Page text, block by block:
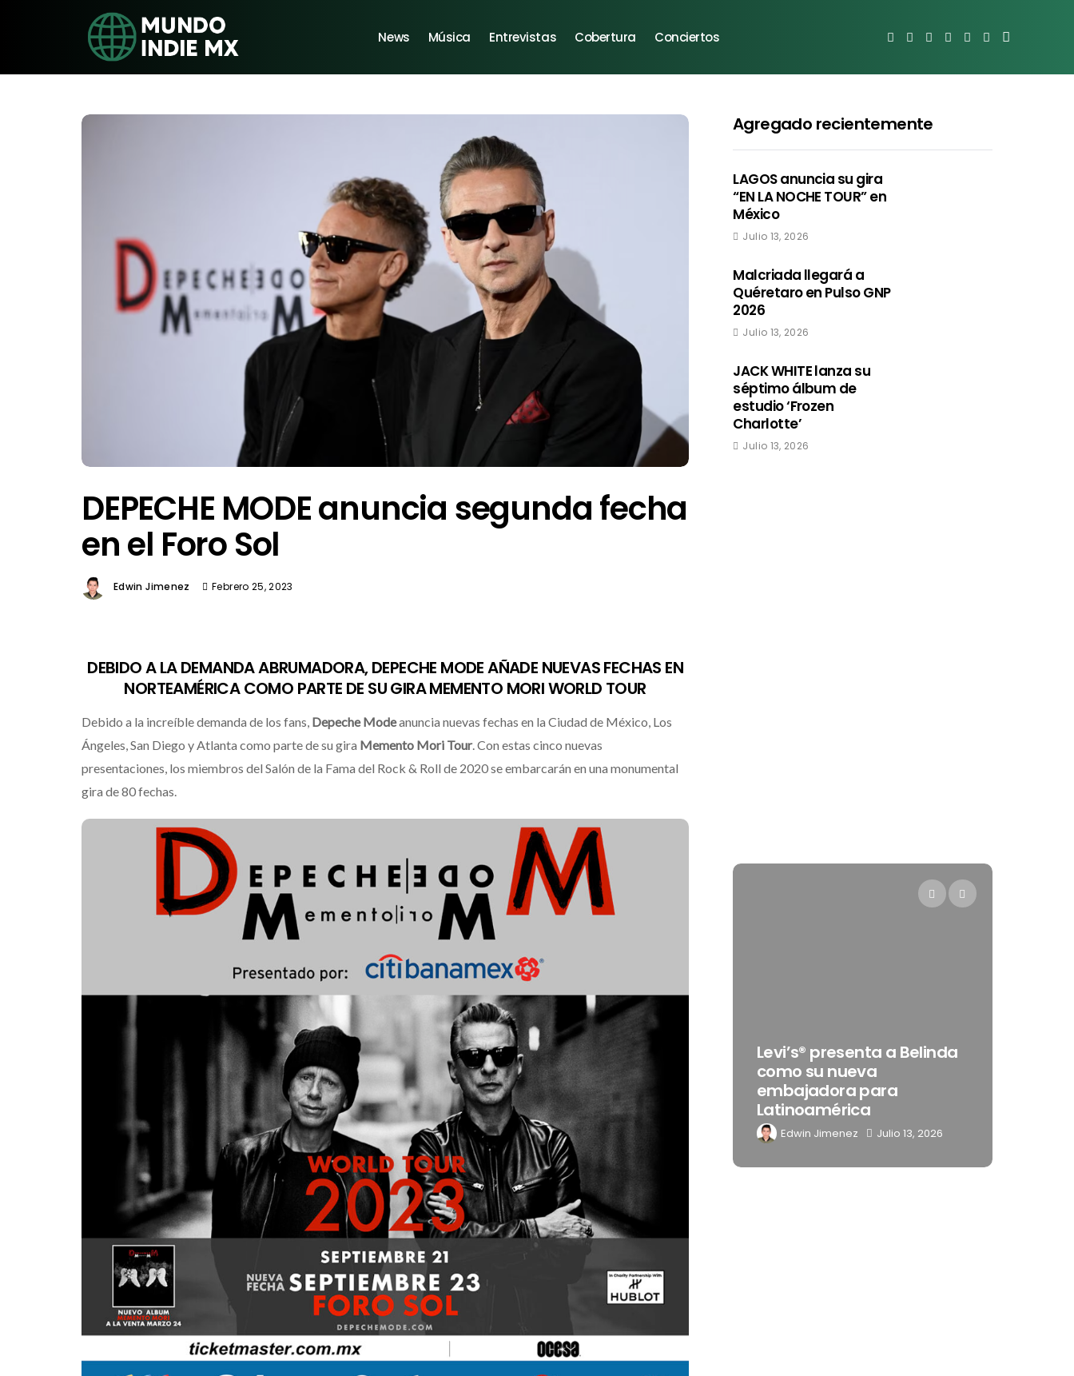
News Música Entrevistas Cobertura Conciertos
DEPECHE MODE anuncia segunda fecha
en el Foro Sol
Edwin Jimenez Febrero 25, 2023
DEBIDO A LA DEMANDA ABRUMADORA, DEPECHE MODE AÑADE NUEVAS FECHAS EN
NORTEAMÉRICA COMO PARTE DE SU GIRA MEMENTO MORI WORLD TOUR
Debido a la increíble demanda de los fans, Depeche Modeanuncia nuevas fechas en la Ciudad de México, Los
Ángeles, San Diego y Atlanta como parte de su gira Memento Mori Tour. Con estas cinco nuevas
presentaciones, los miembros del Salón de la Fama del Rock & Roll de 2020 se embarcarán en una monumental
gira de 80 fechas.
Agregado recientemente
LAGOS anuncia su gira
“EN LA NOCHE TOUR” en
México
Julio 13, 2026
Malcriada llegará a
Quéretaro en Pulso GNP
2026
Julio 13, 2026
JACK WHITE lanza su
séptimo álbum de
estudio ‘Frozen
Charlotte’
Julio 13, 2026
Suki Waterhouse estrena
su nuevo álbum
“Loveland”
Edwin Jimenez
Levi’s® presenta a Belinda
como su nueva
embajadora para
Latinoamérica
Edwin Jimenez Julio 13, 2026